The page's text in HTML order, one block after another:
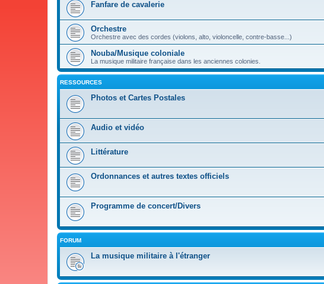
Fanfare de cavalerie
Orchestre
Orchestre avec des cordes (violons, alto, violoncelle, contre-basse...)
Nouba/Musique coloniale
La musique militaire française dans les anciennes colonies.
RESSOURCES
Photos et Cartes Postales
Audio et vidéo
Littérature
Ordonnances et autres textes officiels
Programme de concert/Divers
FORUM
La musique militaire à l'étranger